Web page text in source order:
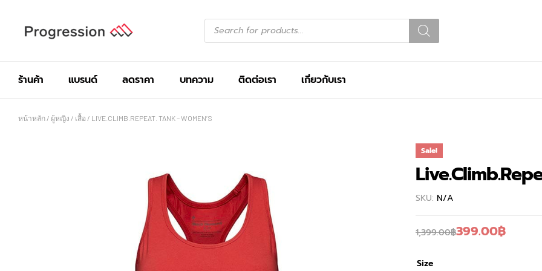
ร้านค้า แบรนด์ ลดราคา บทความ ติดต่อเรา เกี่ยวกับเรา
หน้าหลัก / ผู้หญิง / เสื้อ / LIVE.CLIMB.REPEAT. TANK – WOMEN’S
Sale!
SKU: N/A
1,399.00฿399.00฿
Size